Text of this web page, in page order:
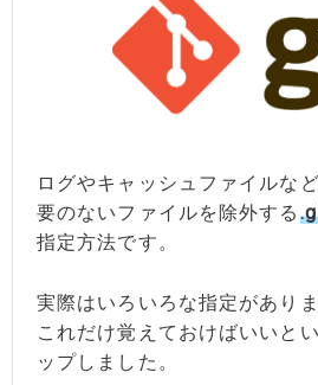
ログやキャッシュファイルな
要のないファイルを除外する
指定方法です。
実際はいろいろな指定があり
これだけ覚えておけばいいと
ップしました。